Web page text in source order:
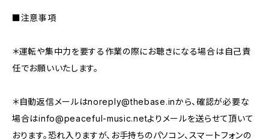
■注意事項
＊運転や集中力を要する作業の際にお聴きになる場合は自己責
任でお願いいたします。
＊自動返信メールはnoreply@thebase.inから、確認が必要な
場合はinfo@peaceful-music.netよりメールを送らせて頂いて
おります。恐れ入りますが、お手持ちのパソコン、スマートフォンの